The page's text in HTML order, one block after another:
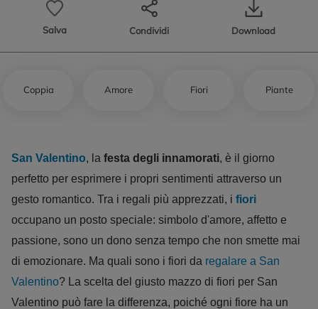
Salva Condividi Download
Coppia Amore Fiori Piante
San Valentino, la festa degli innamorati, è il giorno
perfetto per esprimere i propri sentimenti attraverso un
gesto romantico. Tra i regali più apprezzati, i fiori
occupano un posto speciale: simbolo d'amore, affetto e
passione, sono un dono senza tempo che non smette mai
di emozionare. Ma quali sono i fiori da regalare a San
Valentino? La scelta del giusto mazzo di fiori per San
Valentino può fare la differenza, poiché ogni fiore ha un